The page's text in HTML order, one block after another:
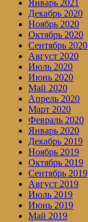
Январь 2021
Декабрь 2020
Ноябрь 2020
Октябрь 2020
Сентябрь 2020
Август 2020
Июль 2020
Июнь 2020
Май 2020
Апрель 2020
Март 2020
Февраль 2020
Январь 2020
Декабрь 2019
Ноябрь 2019
Октябрь 2019
Сентябрь 2019
Август 2019
Июль 2019
Июнь 2019
Май 2019